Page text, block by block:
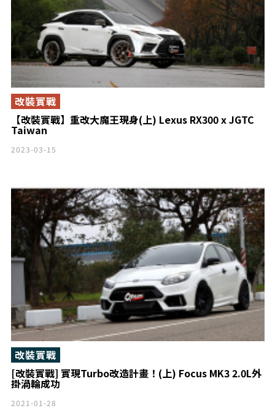
【改裝實戰】重改大魔王現身(上) Lexus RX300 x JGTC
Taiwan
改裝實戰
2023-03-15
[改裝實戰] 實現Turbo改造計畫！(上) Focus MK3 2.0L外
掛渦輪成功
改裝實戰
2021-01-28